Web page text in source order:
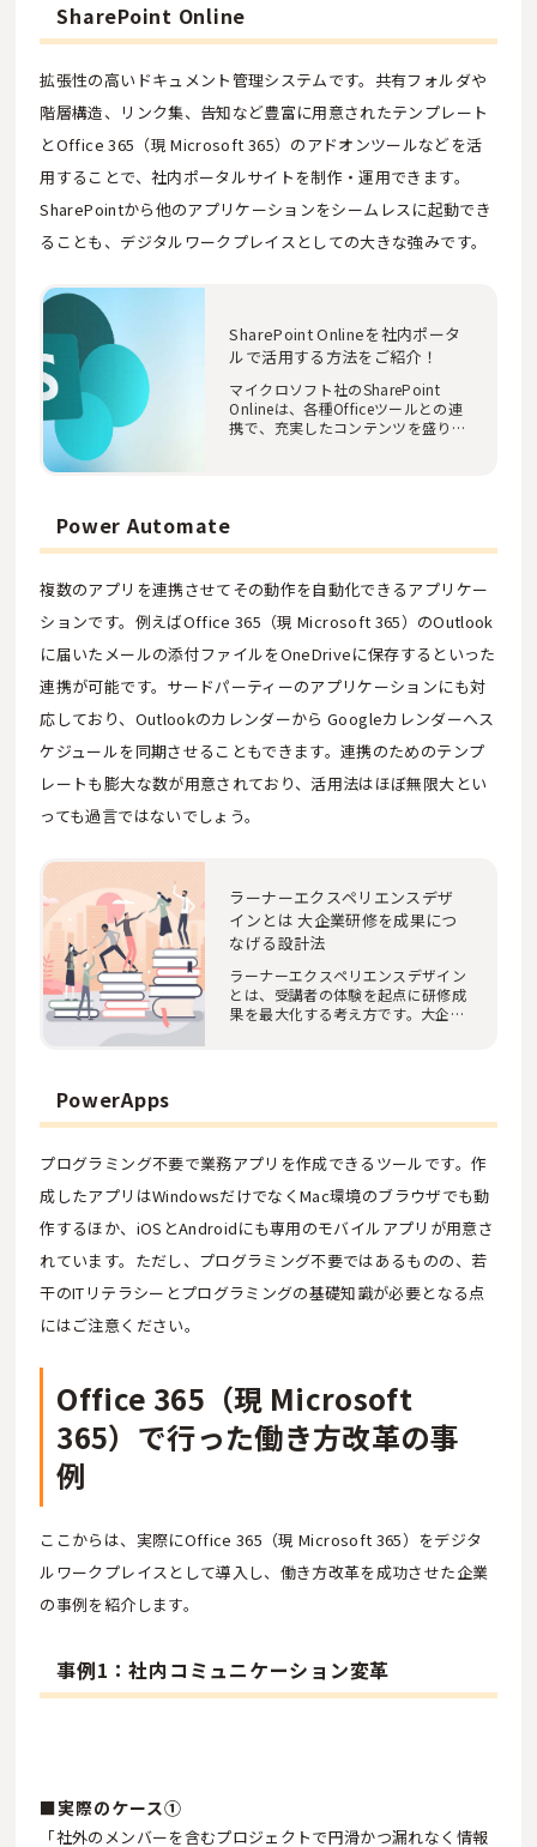
SharePoint Online
拡張性の高いドキュメント管理システムです。共有フォルダや
階層構造、リンク集、告知など豊富に用意されたテンプレート
とOffice 365（現 Microsoft 365）のアドオンツールなどを活
用することで、社内ポータルサイトを制作・運用できます。
SharePointから他のアプリケーションをシームレスに起動でき
ることも、デジタルワークプレイスとしての大きな強みです。
SharePoint Onlineを社内ポータ
ルで活用する方法をご紹介！
マイクロソフト社のSharePoint
Onlineは、各種Officeツールとの連
携で、充実したコンテンツを盛り込
Power Automate
複数のアプリを連携させてその動作を自動化できるアプリケー
ションです。例えばOffice 365（現 Microsoft 365）のOutlook
に届いたメールの添付ファイルをOneDriveに保存するといった
連携が可能です。サードパーティーのアプリケーションにも対
応しており、Outlookのカレンダーから Googleカレンダーへス
ケジュールを同期させることもできます。連携のためのテンプ
レートも膨大な数が用意されており、活用法はほぼ無限大とい
っても過言ではないでしょう。
ラーナーエクスペリエンスデザ
インとは 大企業研修を成果につ
なげる設計法
ラーナーエクスペリエンスデザイン
とは、受講者の体験を起点に研修成
果を最大化する考え方です。大企業
PowerApps
プログラミング不要で業務アプリを作成できるツールです。作
成したアプリはWindowsだけでなくMac環境のブラウザでも動
作するほか、iOSとAndroidにも専用のモバイルアプリが用意さ
れています。ただし、プログラミング不要ではあるものの、若
干のITリテラシーとプログラミングの基礎知識が必要となる点
にはご注意ください。
Office 365（現 Microsoft
365）で行った働き方改革の事
例
ここからは、実際にOffice 365（現 Microsoft 365）をデジタ
ルワークプレイスとして導入し、働き方改革を成功させた企業
の事例を紹介します。
事例1：社内コミュニケーション変革
■実際のケース①
「社外のメンバーを含むプロジェクトで円滑かつ漏れなく情報